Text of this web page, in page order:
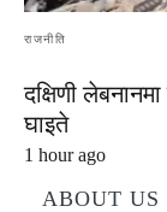
राजनीति
दक्षिणी
घाइते
1 hour ago
ABOUT US